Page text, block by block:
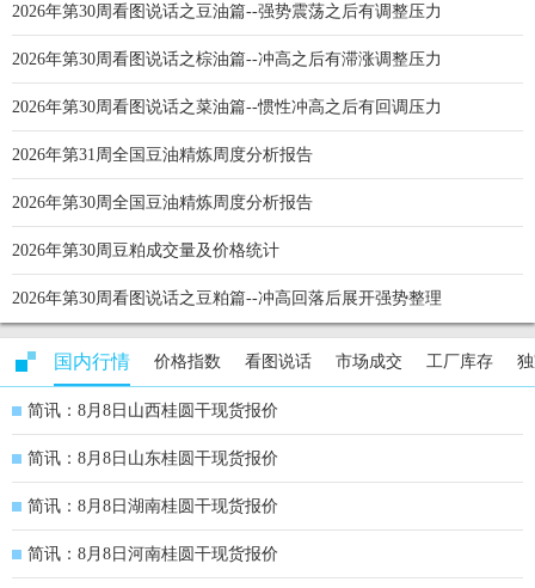
2026年第30周看图说话之豆油篇--强势震荡之后有调整压力
2026年第30周看图说话之棕油篇--冲高之后有滞涨调整压力
2026年第30周看图说话之菜油篇--惯性冲高之后有回调压力
2026年第31周全国豆油精炼周度分析报告
2026年第30周全国豆油精炼周度分析报告
2026年第30周豆粕成交量及价格统计
2026年第30周看图说话之豆粕篇--冲高回落后展开强势整理
国内行情 价格指数 看图说话 市场成交 工厂库存
简讯：8月8日山西桂圆干现货报价
简讯：8月8日山东桂圆干现货报价
简讯：8月8日湖南桂圆干现货报价
简讯：8月8日河南桂圆干现货报价